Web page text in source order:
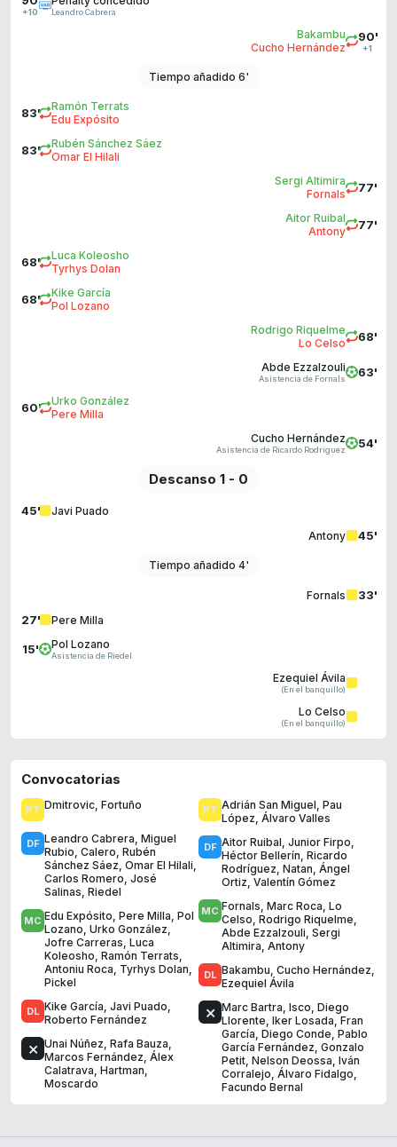
+10 Leandro Cabrera
90'
+1
Bakambu
Cucho Hernández
Tiempo añadido 6'
83'
Ramón Terrats
Edu Expósito
83'
Rubén Sánchez Sáez
Omar El Hilali
77'
Sergi Altimira
Fornals
77'
Aitor Ruibal
Antony
68'
Luca Koleosho
Tyrhys Dolan
68'
Kike García
Pol Lozano
68'
Rodrigo Riquelme
Lo Celso
63'
Abde Ezzalzouli
Asistencia de Fornals
60'
Urko González
Pere Milla
54'
Cucho Hernández
Asistencia de Ricardo Rodríguez
Descanso 1 - 0
45' Javi Puado
45'
Antony
Tiempo añadido 4'
33'
Fornals
27' Pere Milla
15' Pol Lozano
Asistencia de Riedel
Ezequiel Ávila
(En el banquillo)
Lo Celso
(En el banquillo)
Convocatorias
Dmitrovic, Fortuño
Leandro Cabrera, Miguel
Rubio, Calero, Rubén
Sánchez Sáez, Omar El Hilali,
Carlos Romero, José
Salinas, Riedel
Edu Expósito, Pere Milla, Pol
Lozano, Urko González,
Jofre Carreras, Luca
Koleosho, Ramón Terrats,
Antoniu Roca, Tyrhys Dolan,
Pickel
Kike García, Javi Puado,
Roberto Fernández
Unai Núñez, Rafa Bauza,
Marcos Fernández, Álex
Calatrava, Hartman,
Moscardo
Adrián San Miguel, Pau
López, Álvaro Valles
Aitor Ruibal, Junior Firpo,
Héctor Bellerín, Ricardo
Rodríguez, Natan, Ángel
Ortiz, Valentín Gómez
Fornals, Marc Roca, Lo
Celso, Rodrigo Riquelme,
Abde Ezzalzouli, Sergi
Altimira, Antony
Bakambu, Cucho Hernández,
Ezequiel Ávila
Marc Bartra, Isco, Diego
Llorente, Iker Losada, Fran
García, Diego Conde, Pablo
García Fernández, Gonzalo
Petit, Nelson Deossa, Iván
Corralejo, Álvaro Fidalgo,
Facundo Bernal